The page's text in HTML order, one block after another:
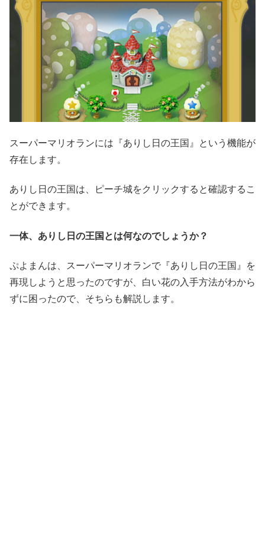
スーパーマリオランには『ありし日の王国』という機能が
存在します。
ありし日の王国は、ピーチ城をクリックすると確認するこ
とができます。
一体、ありし日の王国とは何なのでしょうか？
ぷよまんは、スーパーマリオランで『ありし日の王国』を
再現しようと思ったのですが、白い花の入手方法がわから
ずに困ったので、そちらも解説します。